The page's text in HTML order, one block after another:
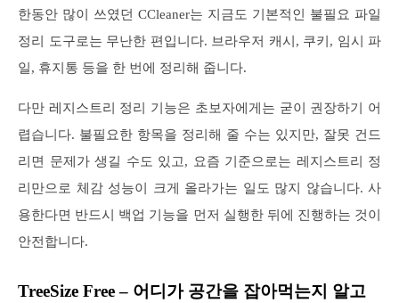
한동안 많이 쓰였던 CCleaner는 지금도 기본적인 불필요 파일
정리 도구로는 무난한 편입니다. 브라우저 캐시, 쿠키, 임시 파
일, 휴지통 등을 한 번에 정리해 줍니다.
다만 레지스트리 정리 기능은 초보자에게는 굳이 권장하기 어
렵습니다. 불필요한 항목을 정리해 줄 수는 있지만, 잘못 건드
리면 문제가 생길 수도 있고, 요즘 기준으로는 레지스트리 정
리만으로 체감 성능이 크게 올라가는 일도 많지 않습니다. 사
용한다면 반드시 백업 기능을 먼저 실행한 뒤에 진행하는 것이
안전합니다.
TreeSize Free – 어디가 공간을 잡아먹는지 알고